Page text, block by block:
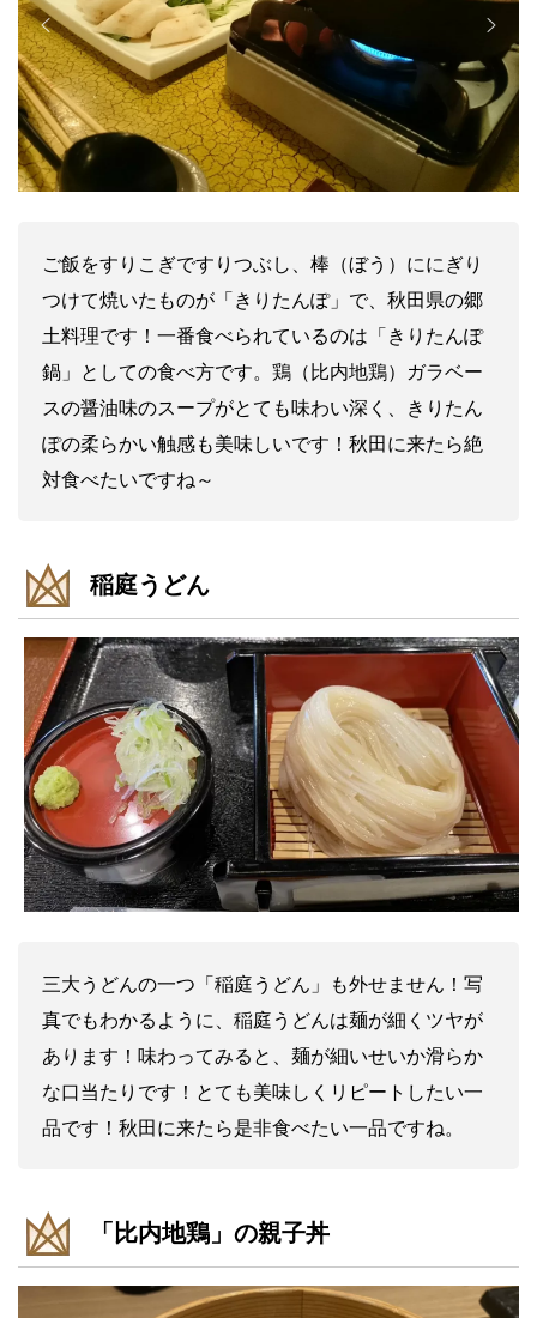
ご飯をすりこぎですりつぶし、棒（ぼう）ににぎり
つけて焼いたものが「きりたんぽ」で、秋田県の郷
土料理です！一番食べられているのは「きりたんぽ
鍋」としての食べ方です。鶏（比内地鶏）ガラベー
スの醤油味のスープがとても味わい深く、きりたん
ぽの柔らかい触感も美味しいです！秋田に来たら絶
対食べたいですね～
稲庭うどん
三大うどんの一つ「稲庭うどん」も外せません！写
真でもわかるように、稲庭うどんは麺が細くツヤが
あります！味わってみると、麺が細いせいか滑らか
な口当たりです！とても美味しくリピートしたい一
品です！秋田に来たら是非食べたい一品ですね。
「比内地鶏」の親子丼